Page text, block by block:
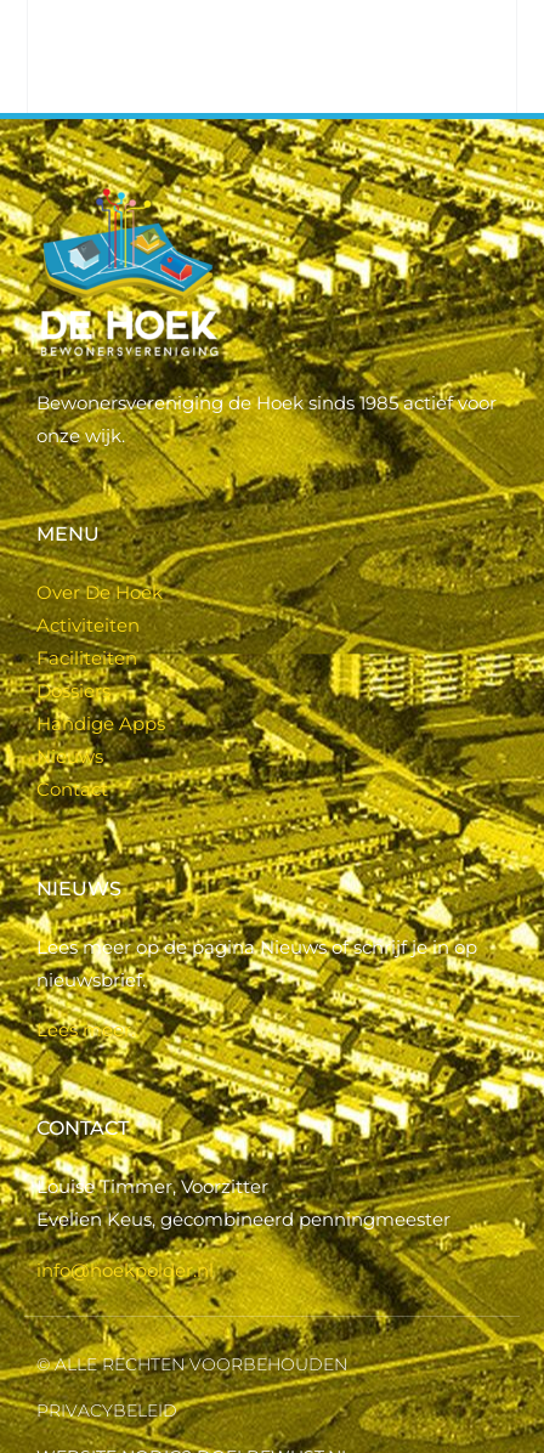
Bewonersvereniging de Hoek sinds 1985 actief voor
onze wijk.
MENU
Over De Hoek
Activiteiten
Faciliteiten
Dossiers
Handige Apps
Nieuws
Contact
NIEUWS
Lees meer op de pagina Nieuws of schrijf je in op
nieuwsbrief.
Lees meer..
CONTACT
Louise Timmer, Voorzitter
Evelien Keus, gecombineerd penningmeester
info@hoekpolder.nl
© ALLE RECHTEN VOORBEHOUDEN
PRIVACYBELEID